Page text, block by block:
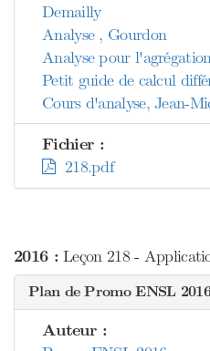
Demailly
Analyse , Gourdon
Analyse pour
Petit guide de calcul
Cours d'analyse, Jean-
Fichier :
218.pdf
2016 :Leçon 218 -
Plan de Promo ENSL
Auteur :